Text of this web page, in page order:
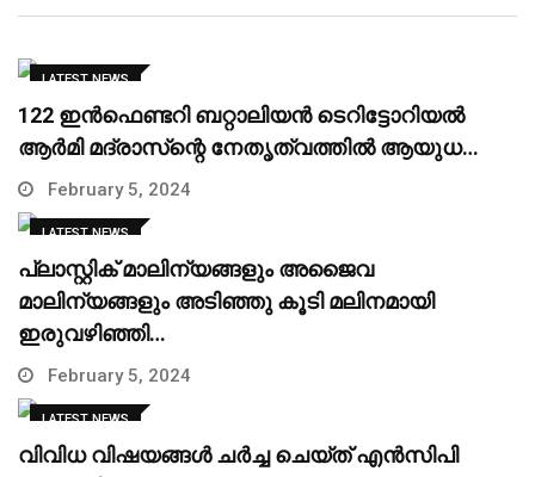
LATEST NEWS
122 ഇന്‍ഫെണ്ടറി ബറ്റാലിയന്‍ ടെറിട്ടോറിയല്‍
ആര്‍മി മദ്രാസ്‌ന്റെ നേതൃത്വത്തില്‍ ആയുധ…
February 5, 2024
LATEST NEWS
പ്ലാസ്റ്റിക് മാലിന്യങ്ങളും അജൈവ
മാലിന്യങ്ങളും അടിഞ്ഞു കൂടി മലിനമായി
ഇരുവഴിഞ്ഞി…
February 5, 2024
LATEST NEWS
വിവിധ വിഷയങ്ങള്‍ ചര്‍ച്ച ചെയ്ത് എന്‍സിപി